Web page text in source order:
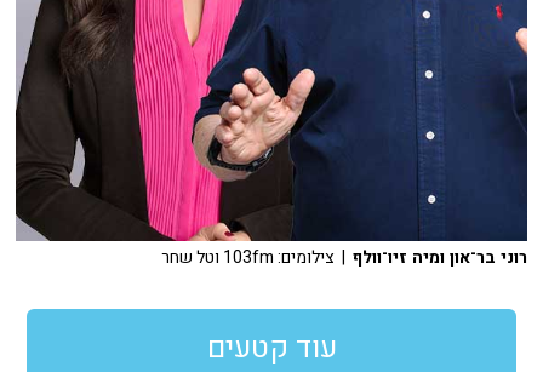
רוני בר־און ומיה זיו־וולף | צילומים: 103fm וטל שחר
עוד קטעים